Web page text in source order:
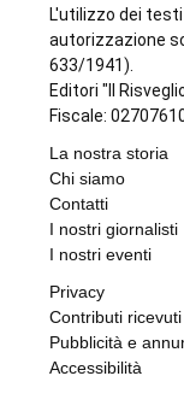
L'utilizzo dei
autorizzazione
633/1941).
Editori "Il
Fiscale:
La nostra storia
Chi siamo
Contatti
I nostri giornalisti
I nostri eventi
Privacy
Contributi ricevuti
Pubblicità e
Accessibilità